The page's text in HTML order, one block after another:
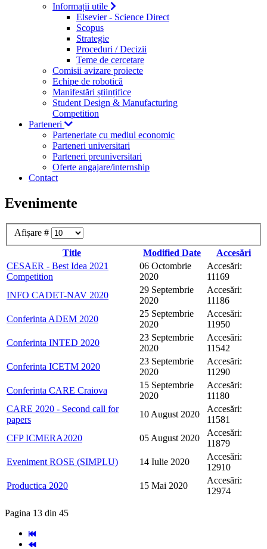
Informații utile
Elsevier - Science Direct
Scopus
Strategie
Proceduri / Decizii
Teme de cercetare
Comisii avizare proiecte
Echipe de robotică
Manifestări științifice
Student Design & Manufacturing
Competition
Parteneri
Parteneriate cu mediul economic
Parteneri universitari
Parteneri preuniversitari
Oferte angajare/internship
Contact
Evenimente
Afișare #
Title
Modified Date
Accesări
CESAER - Best Idea 2021
Competition
06 Octombrie
2020
Accesări:
11169
INFO CADET-NAV 2020
29 Septembrie
2020
Accesări:
11186
Conferinta ADEM 2020
25 Septembrie
2020
Accesări:
11950
Conferinta INTED 2020
23 Septembrie
2020
Accesări:
11542
Conferinta ICETM 2020
23 Septembrie
2020
Accesări:
11290
Conferinta CARE Craiova
15 Septembrie
2020
Accesări:
11180
CARE 2020 - Second call for
papers
10 August 2020
Accesări:
11581
CFP ICMERA2020
05 August 2020
Accesări:
11879
Eveniment ROSE (SIMPLU)
14 Iulie 2020
Accesări:
12910
Productica 2020
15 Mai 2020
Accesări:
12974
Pagina 13 din 45